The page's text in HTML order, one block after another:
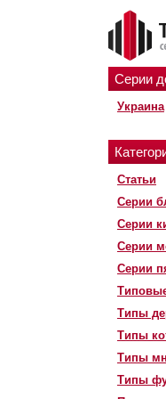
Серии
Украина
Статьи
Серии
Серии
Серии
Серии
Типы
Типы
Типы
Типы